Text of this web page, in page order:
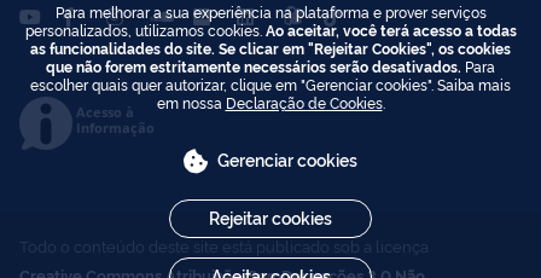
Acesso à
Informação
Todo o conteúdo deste site está publicado sob a licença
Para melhorar a sua experiência na plataforma e prover serviços
personalizados, utilizamos cookies. Ao aceitar, você terá acesso a todas
as funcionalidades do site. Se clicar em "Rejeitar Cookies", os cookies
que não forem estritamente necessários serão desativados. Para
escolher quais quer autorizar, clique em "Gerenciar cookies". Saiba mais
em nossa Declaração de Cookies.
Gerenciar cookies
Rejeitar cookies